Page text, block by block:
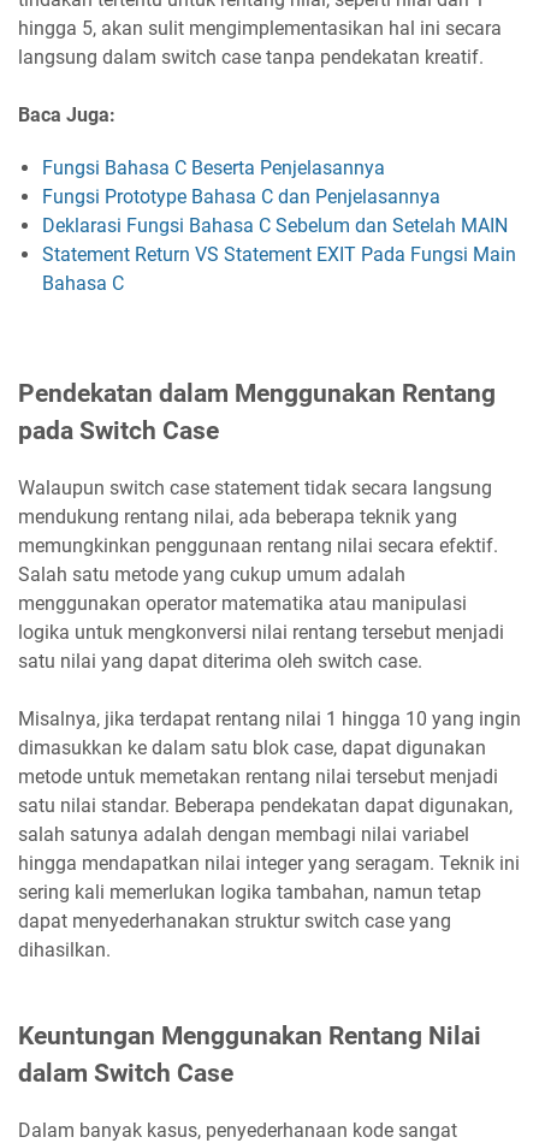
hingga 5, akan sulit mengimplementasikan hal ini secara
langsung dalam switch case tanpa pendekatan kreatif.
Baca Juga:
Fungsi Bahasa C Beserta Penjelasannya
Fungsi Prototype Bahasa C dan Penjelasannya
Deklarasi Fungsi Bahasa C Sebelum dan Setelah MAIN
Statement Return VS Statement EXIT Pada Fungsi Main
Bahasa C
Pendekatan dalam Menggunakan Rentang
pada Switch Case
Walaupun switch case statement tidak secara langsung
mendukung rentang nilai, ada beberapa teknik yang
memungkinkan penggunaan rentang nilai secara efektif.
Salah satu metode yang cukup umum adalah
menggunakan operator matematika atau manipulasi
logika untuk mengkonversi nilai rentang tersebut menjadi
satu nilai yang dapat diterima oleh switch case.
Misalnya, jika terdapat rentang nilai 1 hingga 10 yang ingin
dimasukkan ke dalam satu blok case, dapat digunakan
metode untuk memetakan rentang nilai tersebut menjadi
satu nilai standar. Beberapa pendekatan dapat digunakan,
salah satunya adalah dengan membagi nilai variabel
hingga mendapatkan nilai integer yang seragam. Teknik ini
sering kali memerlukan logika tambahan, namun tetap
dapat menyederhanakan struktur switch case yang
dihasilkan.
Keuntungan Menggunakan Rentang Nilai
dalam Switch Case
Dalam banyak kasus, penyederhanaan kode sangat